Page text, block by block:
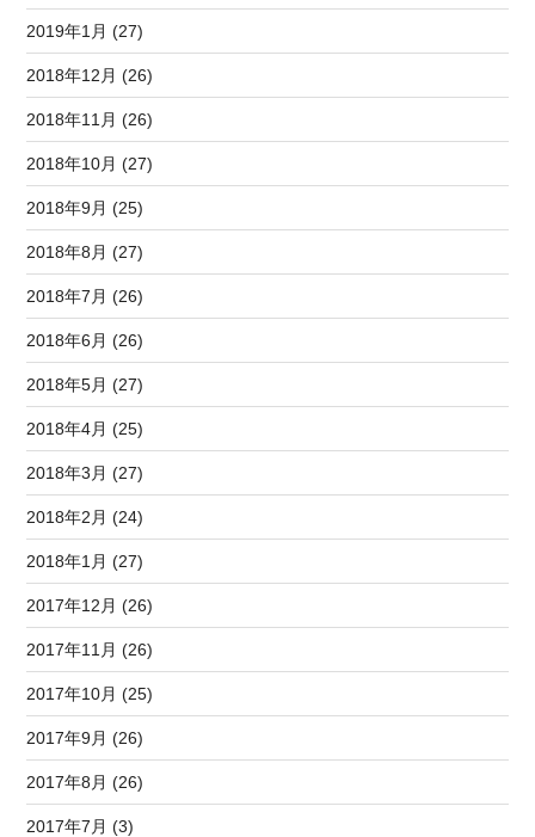
2019年1月 (27)
2018年12月 (26)
2018年11月 (26)
2018年10月 (27)
2018年9月 (25)
2018年8月 (27)
2018年7月 (26)
2018年6月 (26)
2018年5月 (27)
2018年4月 (25)
2018年3月 (27)
2018年2月 (24)
2018年1月 (27)
2017年12月 (26)
2017年11月 (26)
2017年10月 (25)
2017年9月 (26)
2017年8月 (26)
2017年7月 (3)